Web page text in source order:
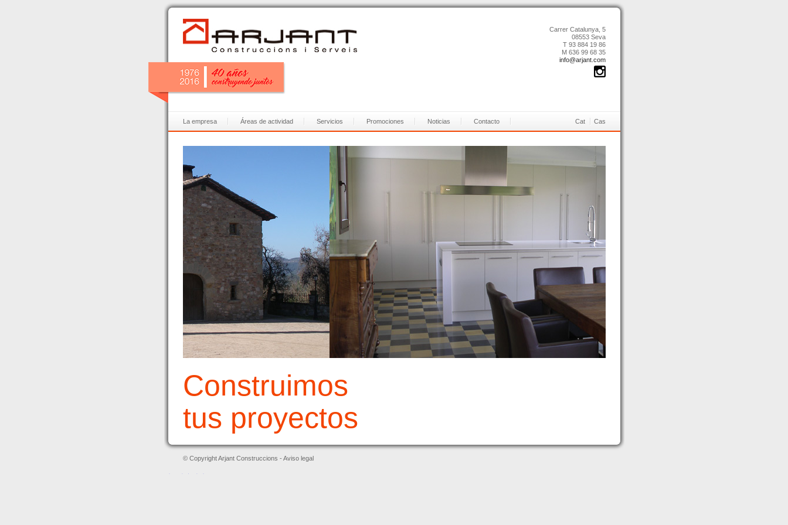
Carrer Catalunya, 5
08553 Seva
T 93 884 19 86
M 636 99 68 35
info@arjant.com
Cat Cas
La empresa Áreas de actividad Servicios Promociones Noticias Contacto
Construimos
tus proyectos
© Copyright Arjant Construccions - Aviso legal
레플리카 시계